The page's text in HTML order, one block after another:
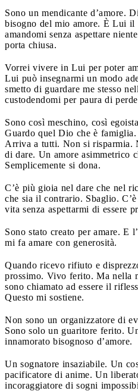
Sono un mendicante d’amore.
bisogno del mio amore. È Lui il
amandomi senza aspettare
porta chiusa.
Vorrei vivere in Lui per poter
Lui può insegnarmi un modo
smetto di guardare me stesso
custodendomi per paura di
Sono così meschino, così
Guardo quel Dio che è
Arriva a tutti. Non si risparmia.
di dare. Un amore asimmetrico
Semplicemente si dona.
C’è più gioia nel dare che nel
che sia il contrario. Sbaglio.
vita senza aspettarmi di essere
Sono stato creato per amare. E
mi fa amare con generosità.
Quando ricevo rifiuto e
prossimo. Vivo ferito. Ma nella
sono chiamato ad essere il
Questo mi sostiene.
Non sono un organizzatore di
Sono solo un guaritore ferito.
innamorato bisognoso d’amore.
Un sognatore insaziabile. Un
pacificatore di anime. Un
incoraggiatore di sogni